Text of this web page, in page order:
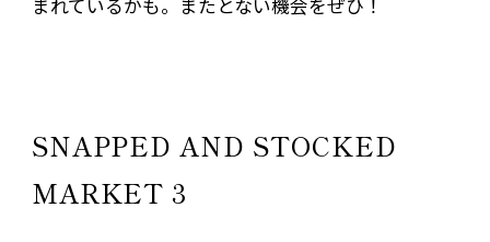
まれているかも。またとない機会をぜひ！
SNAPPED AND STOCKED
MARKET 3